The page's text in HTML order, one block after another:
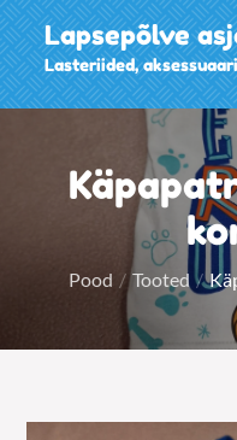
Skip
to
content
Lapsepõlve
Lasteriided,
Pood Tooted